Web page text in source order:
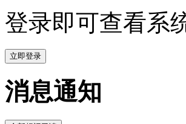
登录即可查看系
立即登录
消息通知